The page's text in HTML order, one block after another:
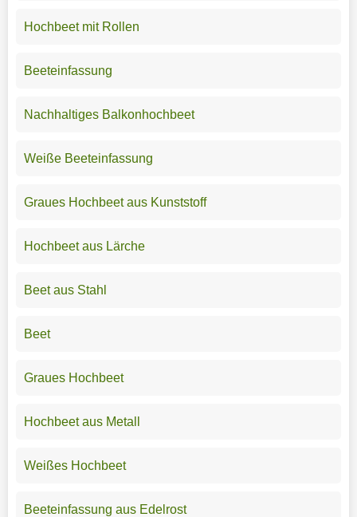
Hochbeet mit Rollen
Beeteinfassung
Nachhaltiges Balkonhochbeet
Weiße Beeteinfassung
Graues Hochbeet aus Kunststoff
Hochbeet aus Lärche
Beet aus Stahl
Beet
Graues Hochbeet
Hochbeet aus Metall
Weißes Hochbeet
Beeteinfassung aus Edelrost